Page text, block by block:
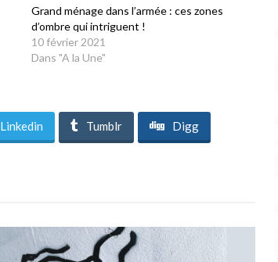
Grand ménage dans l’armée : ces zones
d’ombre qui intriguent !
10 février 2021
Dans "A la Une"
Linkedin Tumblr Digg